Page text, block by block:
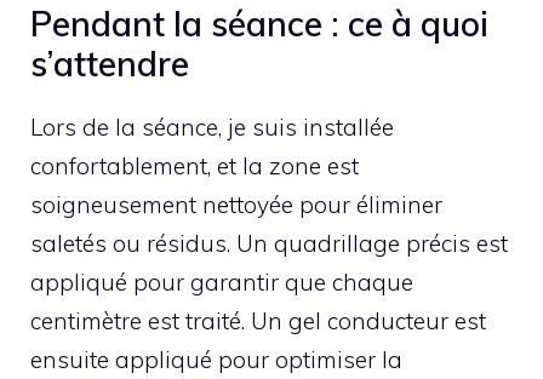
Pendant la séance : ce à quoi
s’attendre
Lors de la séance, je suis installée
confortablement, et la zone est
soigneusement nettoyée pour éliminer
saletés ou résidus. Un quadrillage précis est
appliqué pour garantir que chaque
centimètre est traité. Un gel conducteur est
ensuite appliqué pour optimiser la